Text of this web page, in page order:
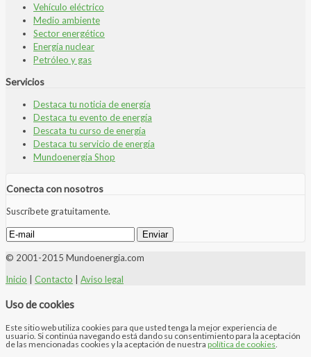
Vehículo eléctrico
Medio ambiente
Sector energético
Energía nuclear
Petróleo y gas
Servicios
Destaca tu noticia de energía
Destaca tu evento de energía
Descata tu curso de energía
Destaca tu servicio de energía
Mundoenergia Shop
Conecta con nosotros
Suscríbete gratuitamente.
© 2001-2015 Mundoenergia.com
Inicio
Contacto Aviso legal
Uso de cookies
Este sitio web utiliza cookies para que usted tenga la mejor experiencia de
usuario. Si continúa navegando está dando su consentimiento para la aceptación
de las mencionadas cookies y la aceptación de nuestra política de cookies